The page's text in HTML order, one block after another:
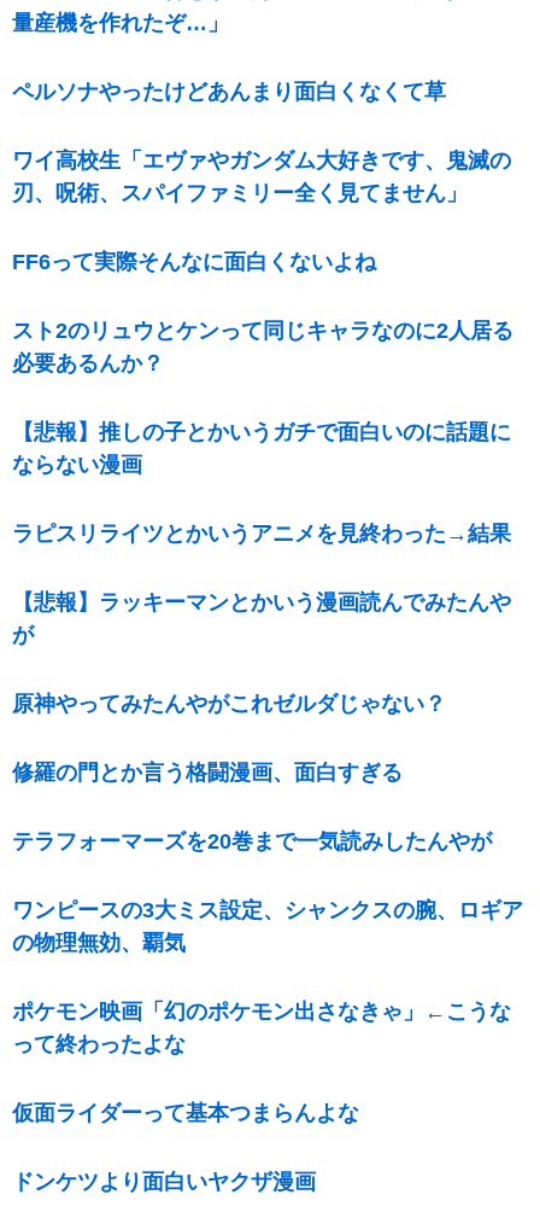
量産機を作れたぞ…」
ペルソナやったけどあんまり面白くなくて草
ワイ高校生「エヴァやガンダム大好きです、鬼滅の
刃、呪術、スパイファミリー全く見てません」
FF6って実際そんなに面白くないよね
スト2のリュウとケンって同じキャラなのに2人居る
必要あるんか？
【悲報】推しの子とかいうガチで面白いのに話題に
ならない漫画
ラピスリライツとかいうアニメを見終わった→結果
【悲報】ラッキーマンとかいう漫画読んでみたんや
が
原神やってみたんやがこれゼルダじゃない？
修羅の門とか言う格闘漫画、面白すぎる
テラフォーマーズを20巻まで一気読みしたんやが
ワンピースの3大ミス設定、シャンクスの腕、ロギア
の物理無効、覇気
ポケモン映画「幻のポケモン出さなきゃ」←こうな
って終わったよな
仮面ライダーって基本つまらんよな
ドンケツより面白いヤクザ漫画